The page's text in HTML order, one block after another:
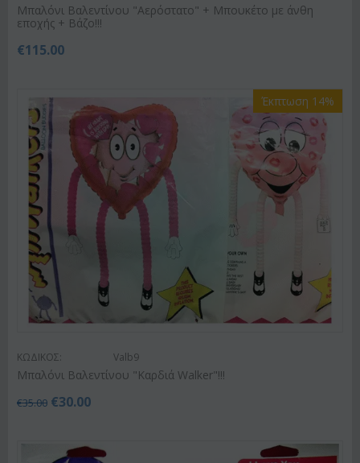
Μπαλόνι Βαλεντίνου "Αερόστατο" + Μπουκέτο με άνθη
εποχής + Βάζο!!!
€115.00
Έκπτωση 14%
ΚΩΔΙΚΟΣ: Valb9
Μπαλόνι Βαλεντίνου "Καρδιά Walker"!!!
€35.00 €30.00